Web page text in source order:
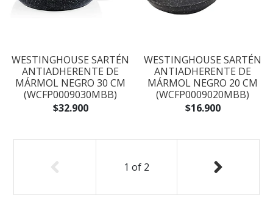
WESTINGHOUSE SARTÉN
ANTIADHERENTE DE
MÁRMOL NEGRO 30 CM
(WCFP0009030MBB)
$32.900
WESTINGHOUSE SARTÉN
ANTIADHERENTE DE
MÁRMOL NEGRO 20 CM
(WCFP0009020MBB)
$16.900
1 of 2